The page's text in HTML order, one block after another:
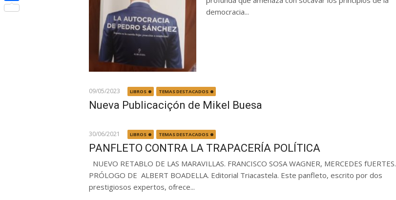
democracia...
09/05/2023 LIBROS TEMAS DESTACADOS
Nueva Publicaciçón de Mikel Buesa
30/06/2021 LIBROS TEMAS DESTACADOS
PANFLETO CONTRA LA TRAPACERÍA POLÍTICA
NUEVO RETABLO DE LAS MARAVILLAS. FRANCISCO SOSA WAGNER, MERCEDES fUERTES.
PRÓLOGO DE ALBERT BOADELLA. Editorial Triacastela. Este panfleto, escrito por dos
prestigiosos expertos, ofrece...
Compartir